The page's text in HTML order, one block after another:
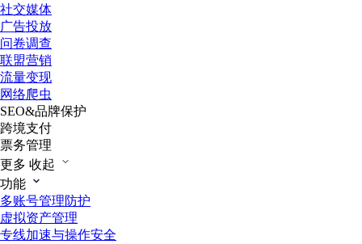
社交媒体
广告投放
问卷调查
联盟营销
流量变现
网络爬虫
SEO&品牌保护
跨境支付
票务管理
更多 收起
功能
多账号管理防护
虚拟资产管理
专线加速与操作安全